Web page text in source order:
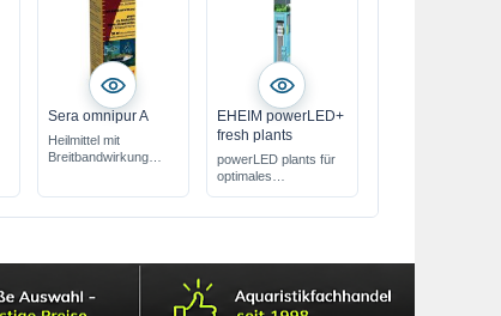
Sera omnipur A
Heilmittel mit
Breitbandwirkung
EHEIM powerLED+
fresh plants
powerLED plants für
optimales